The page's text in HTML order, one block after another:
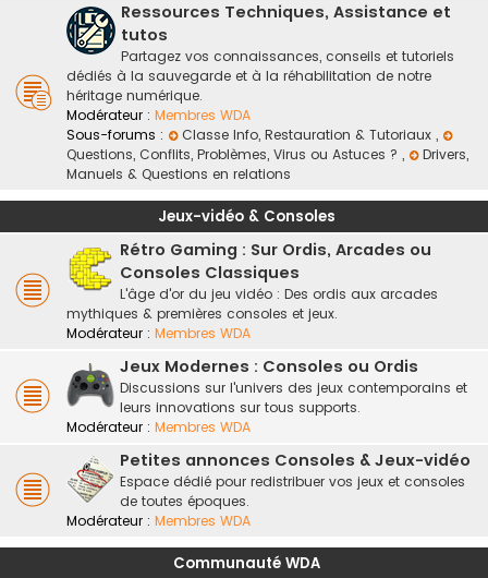
Ressources Techniques, Assistance et
tutos
Partagez vos connaissances, conseils et tutoriels
dédiés à la sauvegarde et à la réhabilitation de notre
héritage numérique.
Modérateur : Membres WDA
Sous-forums :
Classe Info, Restauration & Tutoriaux ,
Questions, Conflits, Problèmes, Virus ou Astuces ? ,
Drivers,
Manuels & Questions en relations
Jeux-vidéo & Consoles
Rétro Gaming : Sur Ordis, Arcades ou
Consoles Classiques
L'âge d'or du jeu vidéo : Des ordis aux arcades
mythiques & premières consoles et jeux.
Modérateur : Membres WDA
Jeux Modernes : Consoles ou Ordis
Discussions sur l'univers des jeux contemporains et
leurs innovations sur tous supports.
Modérateur : Membres WDA
Petites annonces Consoles & Jeux-vidéo
Espace dédié pour redistribuer vos jeux et consoles
de toutes époques.
Modérateur : Membres WDA
Communauté WDA